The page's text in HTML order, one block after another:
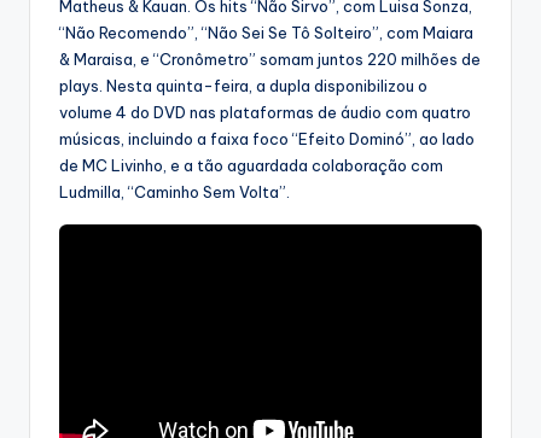
Matheus & Kauan. Os hits “Não Sirvo”, com Luisa Sonza,
“Não Recomendo”, “Não Sei Se Tô Solteiro”, com Maiara
& Maraisa, e “Cronômetro” somam juntos 220 milhões de
plays. Nesta quinta-feira, a dupla disponibilizou o
volume 4 do DVD nas plataformas de áudio com quatro
músicas, incluindo a faixa foco “Efeito Dominó”, ao lado
de MC Livinho, e a tão aguardada colaboração com
Ludmilla, “Caminho Sem Volta”.